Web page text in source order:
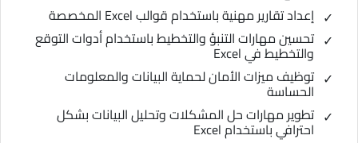
إعداد تقارير مهنية باستخدام قوالب Excel المخصصة
تحسين مهارات التنبؤ والتخطيط باستخدام أدوات التوقع
والتخطيط في Excel
توظيف ميزات الأمان لحماية البيانات والمعلومات
الحساسة
تطوير مهارات حل المشكلات وتحليل البيانات بشكل
احترافي باستخدام Excel